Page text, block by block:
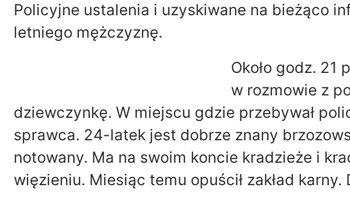
Policyjne ustalenia i uzyskiwane na bieżąco
letniego mężczyznę.
Około godz. 21
w rozmowie z
dziewczynkę. W miejscu gdzie przebywał
sprawca. 24-latek jest dobrze znany
notowany. Ma na swoim koncie kradzieże i
więzieniu. Miesiąc temu opuścił zakład